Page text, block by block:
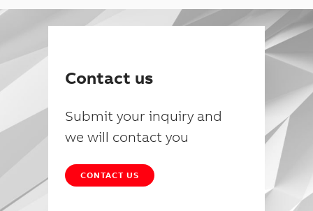
Contact us
Submit your inquiry and
we will contact you
CONTACT US